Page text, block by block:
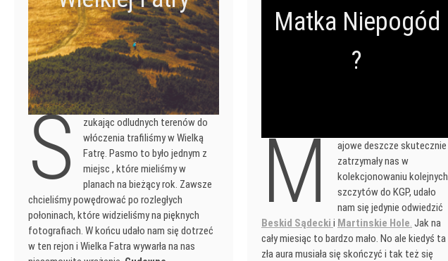
S
zukając odludnych terenów do
włóczenia trafiliśmy w Wielką
Fatrę. Pasmo to było jednym z
miejsc , które mieliśmy w
planach na bieżący rok. Zawsze
chcieliśmy powędrować po rozległych
połoninach, które widzieliśmy na pięknych
fotografiach. W końcu udało nam się dotrzeć
w ten rejon i Wielka Fatra wywarła na nas
Matka Niepogód
?
M
ajowe deszcze skutecznie
zatrzymały nas w
kolekcjonowaniu kolejnych
szczytów do KGP, udało
nam się jedynie odwiedzić
Beskid Sądecki i Martinskie Hole. Jak na
cały miesiąc to bardzo mało. No ale kiedyś ta
zła aura musiała się skończyć i tak też się